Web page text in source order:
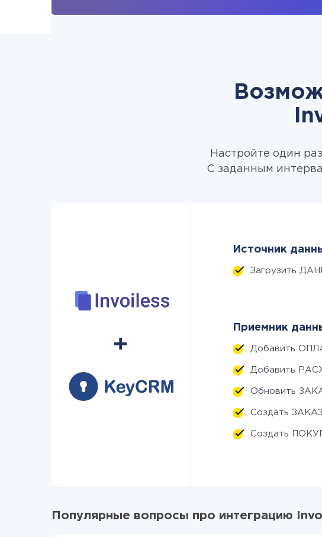
Настройте один
С заданным
Источник
Загрузить
Приемник
Добавить
Добавить
Обновить
Создать ЗАКАЗ
Создать
Популярные вопросы про интеграцию